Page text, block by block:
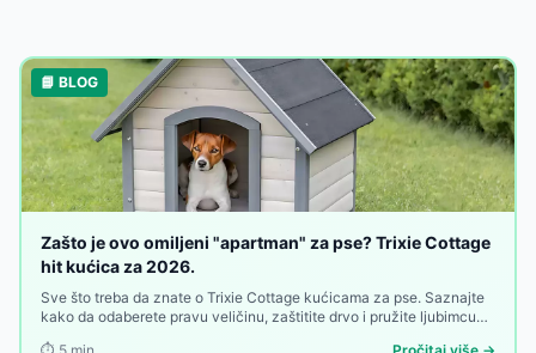
📘 BLOG
Zašto je ovo omiljeni "apartman" za pse? Trixie Cottage
hit kućica za 2026.
Sve što treba da znate o Trixie Cottage kućicama za pse. Saznajte
kako da odaberete pravu veličinu, zaštitite drvo i pružite ljubimcu